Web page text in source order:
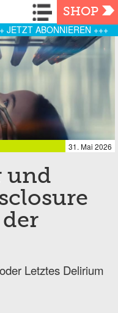
Navigation
SHOP
JETZT ABONNIEREN +++
31. Mai 2026
und
der
Letztes Delirium